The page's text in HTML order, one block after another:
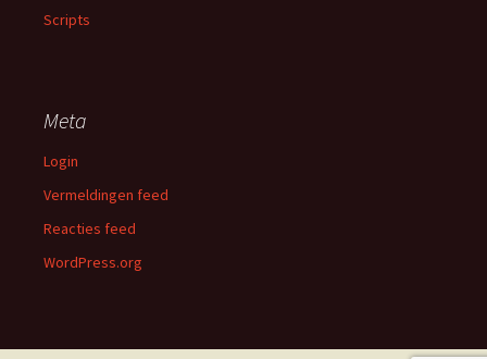
Scripts
Meta
Login
Vermeldingen feed
Reacties feed
WordPress.org